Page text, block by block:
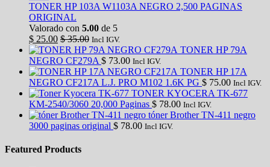
TONER HP 103A W1103A NEGRO 2,500 PAGINAS
ORIGINAL
Valorado con 5.00 de 5
$ 25.00 $35.00 Incl IGV.
TONER HP 79A
NEGRO CF279A $ 73.00 Incl IGV.
TONER HP 17A
NEGRO CF217A L.J. PRO M102 1.6K PG $ 75.00 Incl IGV.
TONER KYOCERA TK-677
KM-2540/3060 20,000 Paginas $ 78.00 Incl IGV.
tóner Brother TN-411 negro
3000 paginas original $ 78.00 Incl IGV.
Featured Products